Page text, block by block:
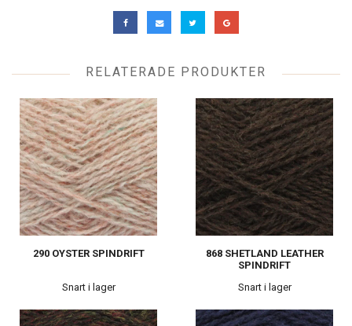
RELATERADE PRODUKTER
290 OYSTER SPINDRIFT
Snart i lager
868 SHETLAND LEATHER
SPINDRIFT
Snart i lager